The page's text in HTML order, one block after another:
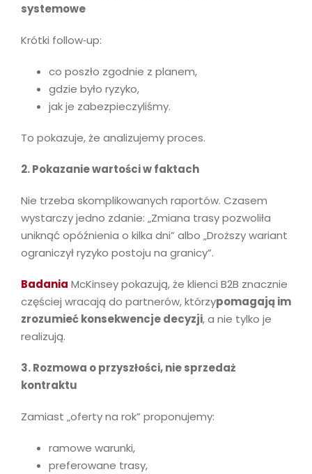
systemowe
Krótki follow‑up:
co poszło zgodnie z planem,
gdzie było ryzyko,
jak je zabezpieczyliśmy.
To pokazuje, że analizujemy proces.
2. Pokazanie wartości w faktach
Nie trzeba skomplikowanych raportów. Czasem
wystarczy jedno zdanie: „Zmiana trasy pozwoliła
uniknąć opóźnienia o kilka dni” albo „Droższy wariant
ograniczył ryzyko postoju na granicy”.
Badania McKinsey pokazują, że klienci B2B znacznie
częściej wracają do partnerów, którzypomagają im
zrozumieć konsekwencje decyzji, a nie tylko je
realizują.
3. Rozmowa o przyszłości, nie sprzedaż
kontraktu
Zamiast „oferty na rok” proponujemy:
ramowe warunki,
preferowane trasy,